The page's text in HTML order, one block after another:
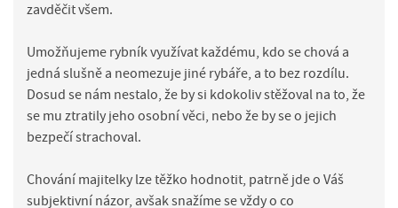
zavděčit všem.
Umožňujeme rybník využívat každému, kdo se chová a
jedná slušně a neomezuje jiné rybáře, a to bez rozdílu.
Dosud se nám nestalo, že by si kdokoliv stěžoval na to, že
se mu ztratily jeho osobní věci, nebo že by se o jejich
bezpečí strachoval.
Chování majitelky lze těžko hodnotit, patrně jde o Váš
subjektivní názor, avšak snažíme se vždy o co